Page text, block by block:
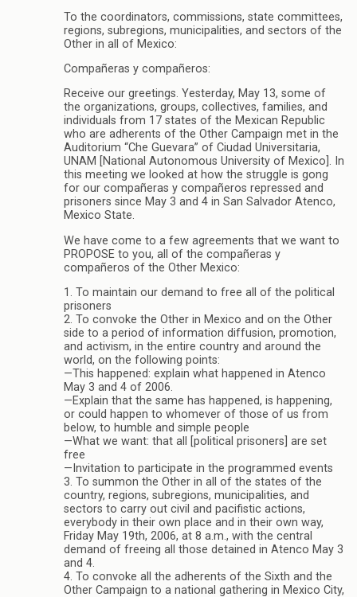
To the coordinators, commissions, state committees,
regions, subregions, municipalities, and sectors of the
Other in all of Mexico:
Compañeras y compañeros:
Receive our greetings. Yesterday, May 13, some of
the organizations, groups, collectives, families, and
individuals from 17 states of the Mexican Republic
who are adherents of the Other Campaign met in the
Auditorium “Che Guevara” of Ciudad Universitaria,
UNAM [National Autonomous University of Mexico]. In
this meeting we looked at how the struggle is gong
for our compañeras y compañeros repressed and
prisoners since May 3 and 4 in San Salvador Atenco,
Mexico State.
We have come to a few agreements that we want to
PROPOSE to you, all of the compañeras y
compañeros of the Other Mexico:
1. To maintain our demand to free all of the political
prisoners
2. To convoke the Other in Mexico and on the Other
side to a period of information diffusion, promotion,
and activism, in the entire country and around the
world, on the following points:
—This happened: explain what happened in Atenco
May 3 and 4 of 2006.
—Explain that the same has happened, is happening,
or could happen to whomever of those of us from
below, to humble and simple people
—What we want: that all [political prisoners] are set
free
—Invitation to participate in the programmed events
3. To summon the Other in all of the states of the
country, regions, subregions, municipalities, and
sectors to carry out civil and pacifistic actions,
everybody in their own place and in their own way,
Friday May 19th, 2006, at 8 a.m., with the central
demand of freeing all those detained in Atenco May 3
and 4.
4. To convoke all the adherents of the Sixth and the
Other Campaign to a national gathering in Mexico City,